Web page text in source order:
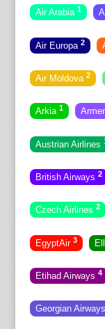
Air Arabia 1
Air Europa 2
Air Moldova 2
Arkia 1
Austrian Airlines
British Airways 2
Czech Airlines 2
EgyptAir 3
Etihad Airways 4
Georgian Airways